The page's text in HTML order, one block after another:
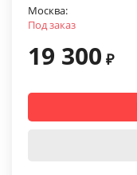
Москва:
Под заказ
19 300 ₽